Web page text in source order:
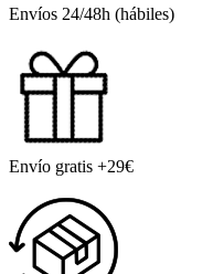
Envíos 24/48h (hábiles)
Envío gratis +29€